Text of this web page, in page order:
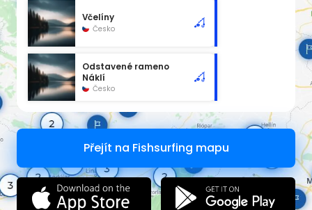
Včelíny
Česko
Odstavené rameno
Náklí
Česko
Přejít na Fishsurfing mapu